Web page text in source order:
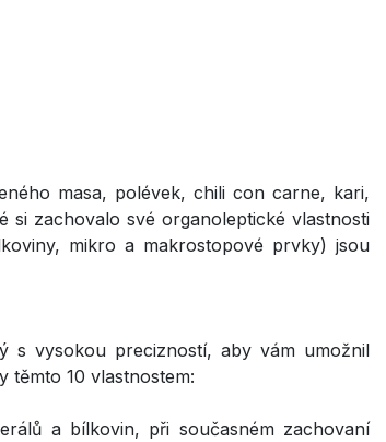
masa, polévek, chili con carne, kari,
zachovalo své organoleptické vlastnosti
mikro a makrostopové prvky) jsou
s vysokou precizností, aby vám umožnil
těmto 10 vlastnostem:
a bílkovin, při současném zachovaní